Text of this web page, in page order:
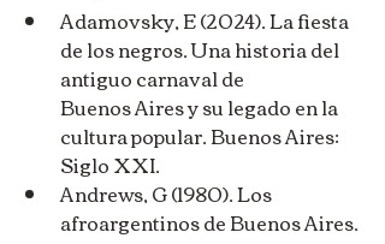
Adamovsky, E (2024). La fiesta
de los negros. Una historia del
antiguo carnaval de
Buenos Aires y su legado en la
cultura popular. Buenos Aires:
Siglo XXI.
Andrews, G (1980). Los
afroargentinos de Buenos Aires.